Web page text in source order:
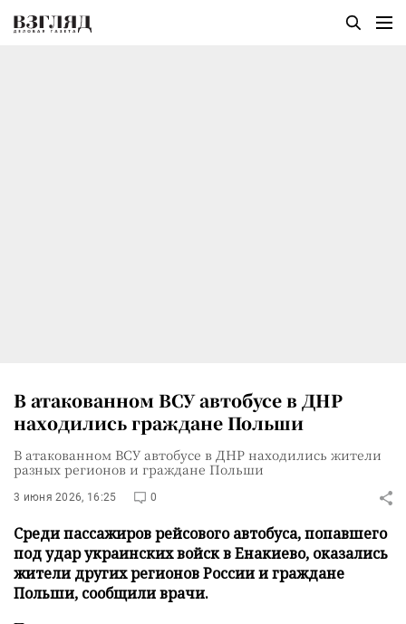
В атакованном ВСУ автобусе в ДНР
находились граждане Польши
В атакованном ВСУ автобусе в ДНР находились жители
разных регионов и граждане Польши
3 июня 2026, 16:25 0
Среди пассажиров рейсового автобуса, попавшего
под удар украинских войск в Енакиево, оказались
жители других регионов России и граждане
Польши, сообщили врачи.